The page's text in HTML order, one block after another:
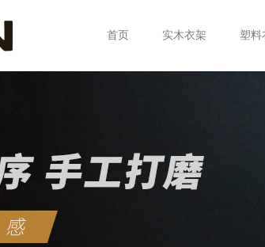
首页 实木衣架 塑料